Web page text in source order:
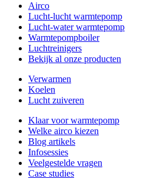
Airco
Lucht-lucht warmtepomp
Lucht-water warmtepomp
Warmtepompboiler
Luchtreinigers
Bekijk al onze producten
Verwarmen
Koelen
Lucht zuiveren
Klaar voor warmtepomp
Welke airco kiezen
Blog artikels
Infosessies
Veelgestelde vragen
Case studies